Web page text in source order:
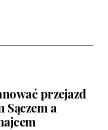
przejazd
a